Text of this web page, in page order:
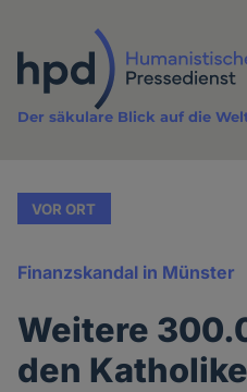
Inhalt
Der säkulare Blick auf die
VOR ORT
Finanzskandal in Münster
Weitere
den